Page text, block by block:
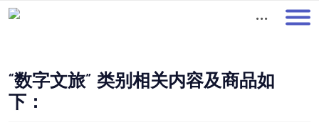
“数字文旅” 类别相关内容及商品如
下：